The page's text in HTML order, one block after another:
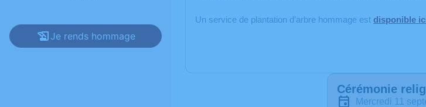
Je rends hommage
Un service de plantation d’arbre hommage est disponible
Cérémonie
mercredi 11